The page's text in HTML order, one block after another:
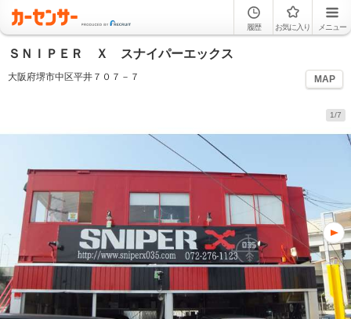
履歴 お気に入り メニュー
ＳＮＩＰＥＲ Ｘ スナイパーエックス
大阪府堺市中区平井７０７－７ MAP
1/7